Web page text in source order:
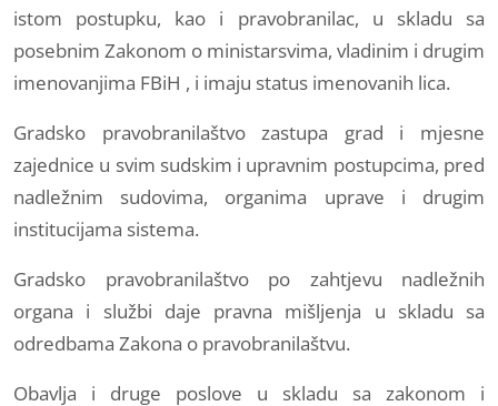
istom postupku, kao i pravobranilac, u skladu sa
posebnim Zakonom o ministarsvima, vladinim i drugim
imenovanjima FBiH , i imaju status imenovanih lica.
Gradsko pravobranilaštvo zastupa grad i mjesne
zajednice u svim sudskim i upravnim postupcima, pred
nadležnim sudovima, organima uprave i drugim
institucijama sistema.
Gradsko pravobranilaštvo po zahtjevu nadležnih
organa i službi daje pravna mišljenja u skladu sa
odredbama Zakona o pravobranilaštvu.
Obavlja i druge poslove u skladu sa zakonom i